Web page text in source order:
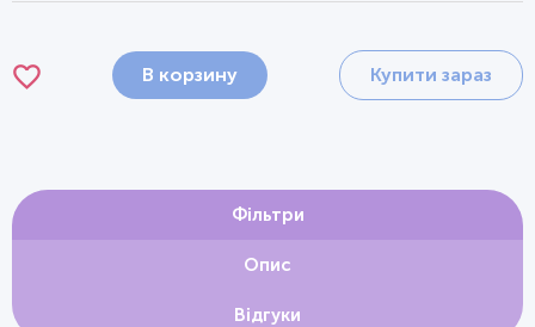
В корзину Купити зараз
Фільтри
Опис
Відгуки